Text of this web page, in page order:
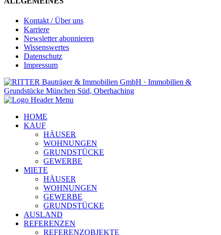
Kontakt / Über uns
Karriere
Newsletter abonnieren
Wissenswertes
Datenschutz
Impressum
HOME
KAUF
HÄUSER
WOHNUNGEN
GRUNDSTÜCKE
GEWERBE
MIETE
HÄUSER
WOHNUNGEN
GEWERBE
GRUNDSTÜCKE
AUSLAND
REFERENZEN
REFERENZOBJEKTE